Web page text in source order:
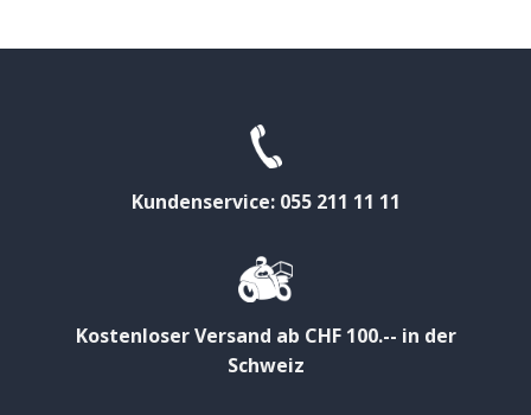
Kundenservice: 055 211 11 11
Kostenloser Versand ab CHF 100.-- in der
Schweiz